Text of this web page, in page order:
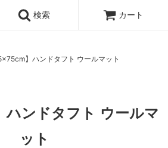
検索 カート
】ハンドタフト ウールマット
ハンドタフト ウールマ
ット